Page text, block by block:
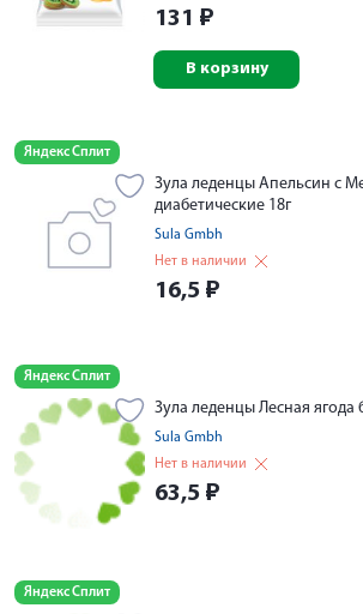
131 ₽
В корзину
Яндекс Сплит
Зула леденцы Апельсин с
диабетические 18г
Sula Gmbh
Нет в наличии
16,5 ₽
Яндекс Сплит
Зула леденцы Лесная ягода
Sula Gmbh
Нет в наличии
63,5 ₽
Яндекс Сплит